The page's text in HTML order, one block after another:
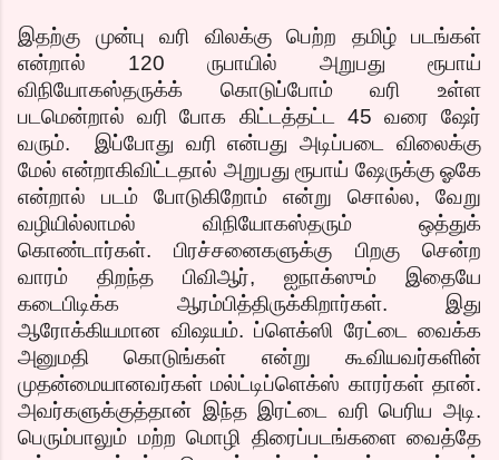
இதற்கு முன்பு வரி விலக்கு பெற்ற தமிழ் படங்கள்
என்றால் 120 ருபாயில் அறுபது ரூபாய்
விநியோகஸ்தருக்க் கொடுப்போம் வரி உள்ள
படமென்றால் வரி போக கிட்டத்தட்ட 45 வரை ஷேர்
வரும். இப்போது வரி என்பது அடிப்படை விலைக்கு
மேல் என்றாகிவிட்டதால் அறுபது ரூபாய் ஷேருக்கு ஓகே
என்றால் படம் போடுகிறோம் என்று சொல்ல, வேறு
வழியில்லாமல் விநியோகஸ்தரும் ஒத்துக்
கொண்டார்கள். பிரச்சனைகளுக்கு பிறகு சென்ற
வாரம் திறந்த பிவிஆர், ஐநாக்ஸும் இதையே
கடைபிடிக்க ஆரம்பித்திருக்கிறார்கள். இது
ஆரோக்கியமான விஷயம். ப்ளெக்ஸி ரேட்டை வைக்க
அனுமதி கொடுங்கள் என்று கூவியவர்களின்
முதன்மையானவர்கள் மல்ட்டிப்ளெக்ஸ் காரர்கள் தான்.
அவர்களுக்குத்தான் இந்த இரட்டை வரி பெரிய அடி.
பெரும்பாலும் மற்ற மொழி திரைப்படங்களை வைத்தே